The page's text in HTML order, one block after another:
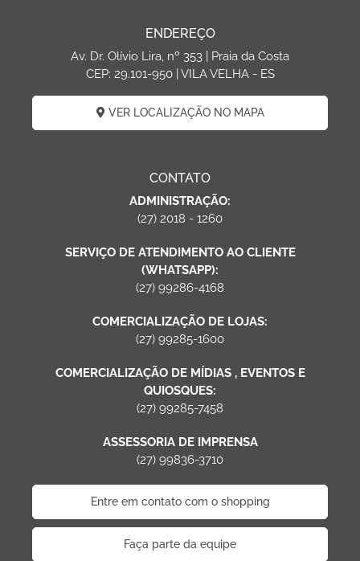
ENDEREÇO
Av. Dr. Olívio Lira, nº 353 | Praia da Costa
CEP: 29.101-950 | VILA VELHA - ES
VER LOCALIZAÇÃO NO MAPA
CONTATO
ADMINISTRAÇÃO:
(27) 2018 - 1260
SERVIÇO DE ATENDIMENTO AO CLIENTE
(WHATSAPP):
(27) 99286-4168
COMERCIALIZAÇÃO DE LOJAS:
(27) 99285-1600
COMERCIALIZAÇÃO DE MÍDIAS , EVENTOS E
QUIOSQUES:
(27) 99285-7458
ASSESSORIA DE IMPRENSA
(27) 99836-3710
Entre em contato com o shopping
Faça parte da equipe